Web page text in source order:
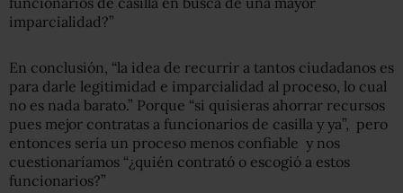
imparcialidad?”
En conclusión, “la idea de recurrir a tantos ciudadanos es
para darle legitimidad e imparcialidad al proceso, lo cual
no es nada barato.” Porque “si quisieras ahorrar recursos
pues mejor contratas a funcionarios de casilla y ya”, pero
entonces sería un proceso menos confiable y nos
cuestionaríamos “¿quién contrató o escogió a estos
funcionarios?”